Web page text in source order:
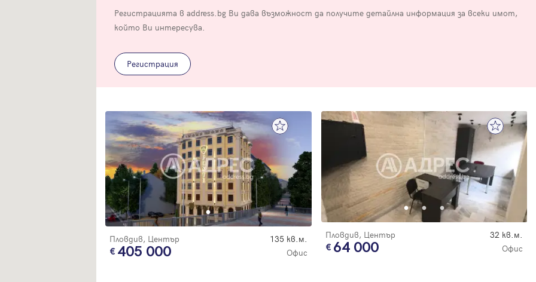
Регистрацията в address.bg Ви дава възможност да получите детайлна информация за всеки имот,
който Ви интересува.
Регистрация
Пловдив, Център 135 кв.м.
405 000 Офис
Пловдив, Център 32 кв.м.
64 000 Офис
ви! Проверете имейл адрес си, за да активирате
ви! Очаквайте скоро да се свържем с вас!
Продължи с Facebook
или влезте с имейл
Парола
Вход с имейл
Забравена парола